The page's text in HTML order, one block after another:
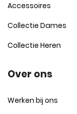
Accessoires
Collectie Dames
Collectie Heren
Over ons
Werken bij ons